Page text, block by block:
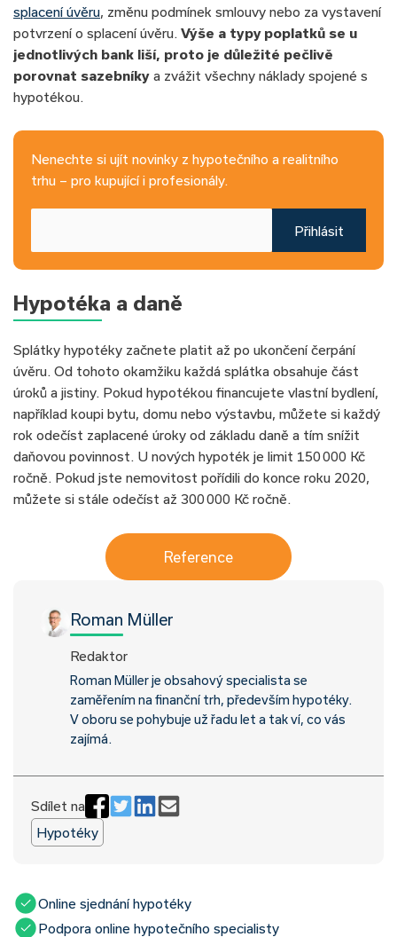
splacení úvěru, změnu podmínek smlouvy nebo za vystavení
potvrzení o splacení úvěru. Výše a typy poplatků se u
jednotlivých bank liší, proto je důležité pečlivě
porovnat sazebníky a zvážit všechny náklady spojené s
hypotékou.
Nenechte si ujít novinky z hypotečního a realitního
trhu – pro kupující i profesionály.
Přihlásit
Hypotéka a daně
Splátky hypotéky začnete platit až po ukončení čerpání
úvěru. Od tohoto okamžiku každá splátka obsahuje část
úroků a jistiny. Pokud hypotékou financujete vlastní bydlení,
například koupi bytu, domu nebo výstavbu, můžete si každý
rok odečíst zaplacené úroky od základu daně a tím snížit
daňovou povinnost. U nových hypoték je limit 150 000 Kč
ročně. Pokud jste nemovitost pořídili do konce roku 2020,
můžete si stále odečíst až 300 000 Kč ročně.
Reference
Roman Müller
Redaktor
Roman Müller je obsahový specialista se
zaměřením na finanční trh, především hypotéky.
V oboru se pohybuje už řadu let a tak ví, co vás
zajímá.
Sdílet na
Hypotéky
Online sjednání hypotéky
Podpora online hypotečního specialisty